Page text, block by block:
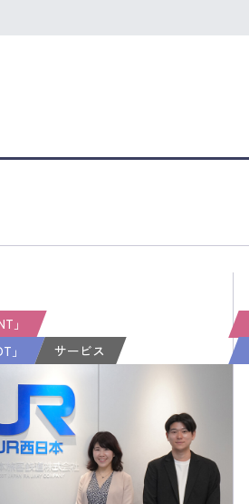
」
」
サービス